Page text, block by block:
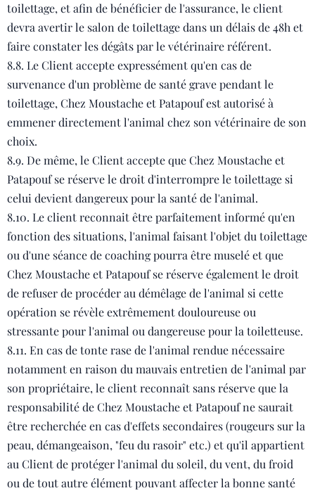
toilettage, et afin de bénéficier de l'assurance, le client
devra avertir le salon de toilettage dans un délais de 48h et
faire constater les dégâts par le vétérinaire référent.
8.8. Le Client accepte expressément qu'en cas de
survenance d'un problème de santé grave pendant le
toilettage, Chez Moustache et Patapouf est autorisé à
emmener directement l'animal chez son vétérinaire de son
choix.
8.9. De même, le Client accepte que Chez Moustache et
Patapouf se réserve le droit d'interrompre le toilettage si
celui devient dangereux pour la santé de l'animal.
8.10. Le client reconnait être parfaitement informé qu'en
fonction des situations, l'animal faisant l'objet du toilettage
ou d'une séance de coaching pourra être muselé et que
Chez Moustache et Patapouf se réserve également le droit
de refuser de procéder au démêlage de l'animal si cette
opération se révèle extrêmement douloureuse ou
stressante pour l'animal ou dangereuse pour la toiletteuse.
8.11. En cas de tonte rase de l'animal rendue nécessaire
notamment en raison du mauvais entretien de l'animal par
son propriétaire, le client reconnaît sans réserve que la
responsabilité de Chez Moustache et Patapouf ne saurait
être recherchée en cas d'effets secondaires (rougeurs sur la
peau, démangeaison, "feu du rasoir" etc.) et qu'il appartient
au Client de protéger l'animal du soleil, du vent, du froid
ou de tout autre élément pouvant affecter la bonne santé